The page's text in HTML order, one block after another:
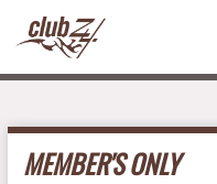
MEMBER'S ONLY